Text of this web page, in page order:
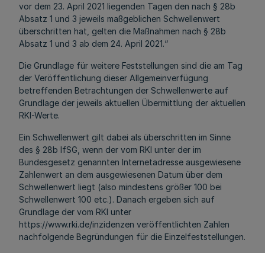
vor dem 23. April 2021 liegenden Tagen den nach § 28b
Absatz 1 und 3 jeweils maßgeblichen Schwellenwert
überschritten hat, gelten die Maßnahmen nach § 28b
Absatz 1 und 3 ab dem 24. April 2021.“
Die Grundlage für weitere Feststellungen sind die am Tag
der Veröffentlichung dieser Allgemeinverfügung
betreffenden Betrachtungen der Schwellenwerte auf
Grundlage der jeweils aktuellen Übermittlung der aktuellen
RKI-Werte.
Ein Schwellenwert gilt dabei als überschritten im Sinne
des § 28b IfSG, wenn der vom RKI unter der im
Bundesgesetz genannten Internetadresse ausgewiesene
Zahlenwert an dem ausgewiesenen Datum über dem
Schwellenwert liegt (also mindestens größer 100 bei
Schwellenwert 100 etc.). Danach ergeben sich auf
Grundlage der vom RKI unter
https://www.rki.de/inzidenzen veröffentlichten Zahlen
nachfolgende Begründungen für die Einzelfeststellungen.